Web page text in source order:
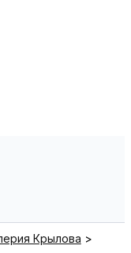
Крылова